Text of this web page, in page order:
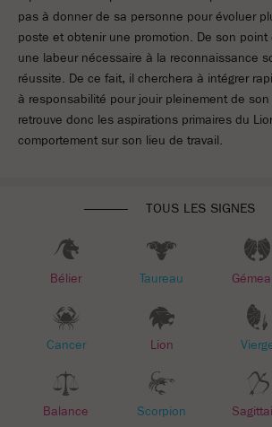
pas à donner de sa personne pour évoluer
poste et obtenir une promotion. De son point
une labeur nécessaire à la reconnaissance
réussite. De ce fait, il cherchera à intégrer
à responsabilité pour jouir pleinement de
retrouve donc les aspirations primaires du
comportement sur son lieu de travail.
TOUS LES SIGNES
Bélier Taureau
Cancer Lion
Balance Scorpion